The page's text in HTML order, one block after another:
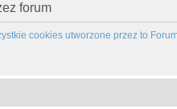
forum
cookies utworzone przez to